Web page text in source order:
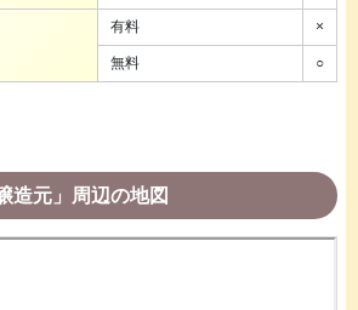
有料 ×
無料 ○
造元」周辺の地図